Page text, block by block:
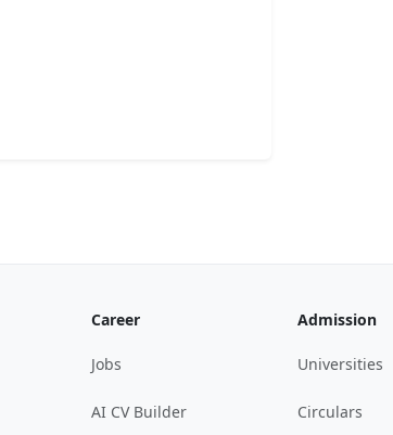
Career
Jobs
AI CV Builder
Admission
Universities
Circulars